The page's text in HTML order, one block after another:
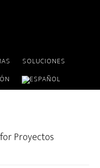
SOLUCIONES
Proyectos